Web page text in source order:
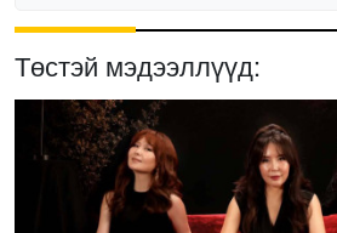
Төстэй мэдээллүүд: